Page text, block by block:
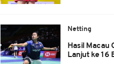
Netting
Hasil Macau
Lanjut ke 16